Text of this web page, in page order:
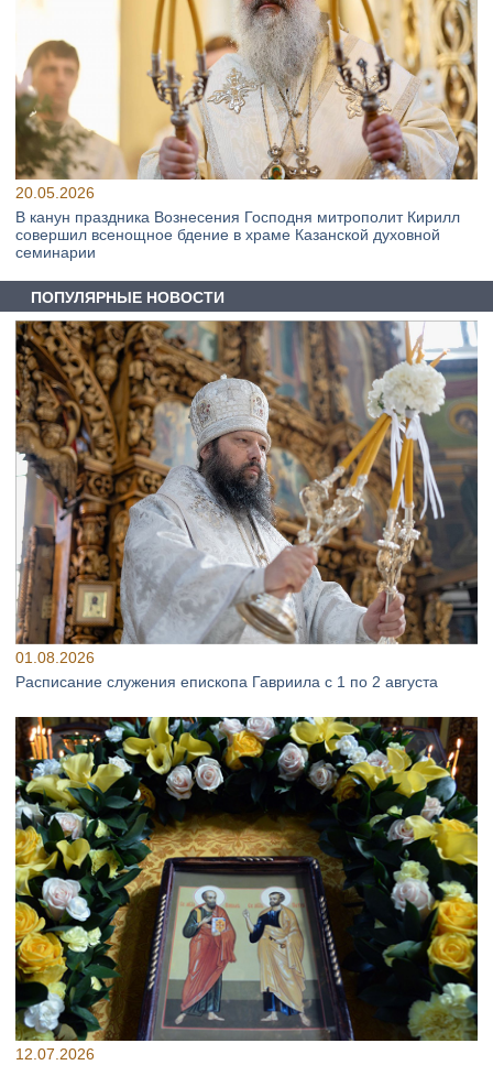
20.05.2026
В канун праздника Вознесения Господня митрополит Кирилл
совершил всенощное бдение в храме Казанской духовной
семинарии
ПОПУЛЯРНЫЕ НОВОСТИ
01.08.2026
Расписание служения епископа Гавриила с 1 по 2 августа
12.07.2026